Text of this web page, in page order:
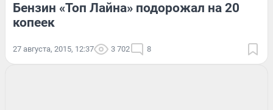
Бензин «Топ Лайна» подорожал на 20
копеек
27 августа, 2015, 12:37 3 702 8